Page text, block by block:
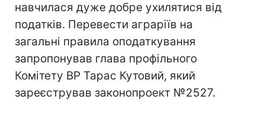
навчилася дуже добре ухилятися від
податків. Перевести аграріїв на
загальні правила оподаткування
запропонував глава профільного
Комітету ВР Тарас Кутовий, який
зареєстрував законопроект №2527.